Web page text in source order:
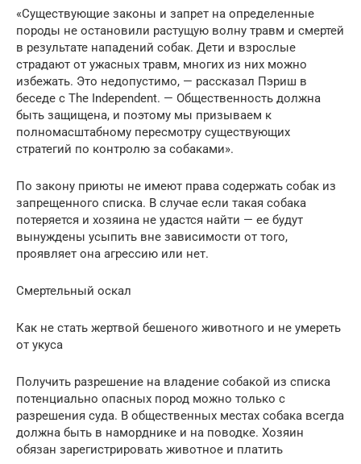
«Существующие законы и запрет на определенные
породы не остановили растущую волну травм и смертей
в результате нападений собак. Дети и взрослые
страдают от ужасных травм, многих из них можно
избежать. Это недопустимо, — рассказал Пэриш в
беседе с The Independent. — Общественность должна
быть защищена, и поэтому мы призываем к
полномасштабному пересмотру существующих
стратегий по контролю за собаками».
По закону приюты не имеют права содержать собак из
запрещенного списка. В случае если такая собака
потеряется и хозяина не удастся найти — ее будут
вынуждены усыпить вне зависимости от того,
проявляет она агрессию или нет.
Смертельный оскал
Как не стать жертвой бешеного животного и не умереть
от укуса
Получить разрешение на владение собакой из списка
потенциально опасных пород можно только с
разрешения суда. В общественных местах собака всегда
должна быть в наморднике и на поводке. Хозяин
обязан зарегистрировать животное и платить